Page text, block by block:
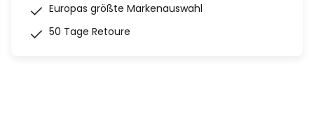
Europas größte Markenauswahl
50 Tage Retoure